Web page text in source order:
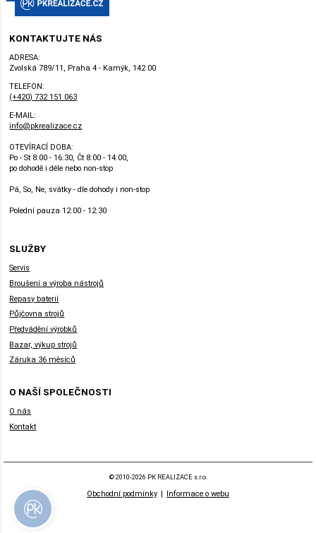
KONTAKTUJTE NÁS
ADRESA:
Zvolská 789/11, Praha 4 - Kamýk, 142 00
TELEFON:
(+420) 732 151 063
E-MAIL:
info@pkrealizace.cz
OTEVÍRACÍ DOBA:
Po - St 8:00 - 16:30, Čt 8:00 - 14:00,
po dohodě i déle nebo non-stop
Pá, So, Ne, svátky - dle dohody i non-stop
Polední pauza 12:00 - 12:30
SLUŽBY
Servis
Broušení a výroba nástrojů
Repasy baterií
Půjčovna strojů
Předvádění výrobků
Bazar, výkup strojů
Záruka 36 měsíců
O NAŠÍ SPOLEČNOSTI
O nás
Kontakt
© 2010-2026 PK REALIZACE s.r.o.
Obchodní podmínky | Informace o webu